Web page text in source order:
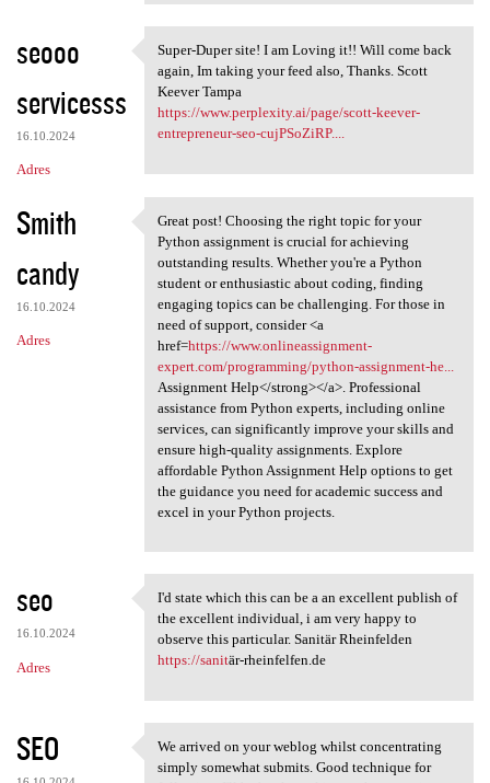
seooo
servicesss
16.10.2024
Adres
Super-Duper site! I am Loving
Super-Duper site! I am Loving it!! Will come back
again, Im taking your feed also, Thanks. Scott
Keever Tampa
https://www.perplexity.ai/page/scott-keever-
entrepreneur-seo-cujPSoZiRP....
Smith
candy
16.10.2024
Adres
Great post! Choosing the
Great post! Choosing the right topic for your
Python assignment is crucial for achieving
outstanding results. Whether you're a Python
student or enthusiastic about coding, finding
engaging topics can be challenging. For those in
need of support, consider <a
href=https://www.onlineassignment-
expert.com/programming/python-assignment-he...
Assignment Help</strong></a>. Professional
assistance from Python experts, including online
services, can significantly improve your skills and
ensure high-quality assignments. Explore
affordable Python Assignment Help options to get
the guidance you need for academic success and
excel in your Python projects.
seo
16.10.2024
Adres
I'd state which this can be a
I'd state which this can be a an excellent publish of
the excellent individual, i am very happy to
observe this particular. Sanitär Rheinfelden
https://sanitär-rheinfelfen.de
SEO We arrived on your weblog
We arrived on your weblog whilst concentrating
simply somewhat submits. Good technique for